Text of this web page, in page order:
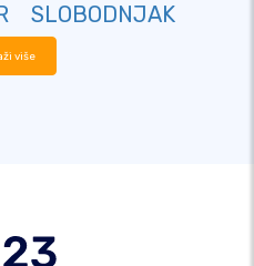
SLOBODNJAK
više